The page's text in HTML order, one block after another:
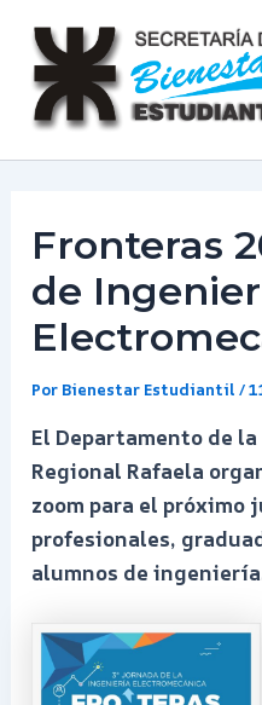
contenido
Fronteras
de
Por Bienestar Estudiantil/
El Departamento de la
Regional Rafaela
zoom para el próximo
profesionales,
alumnos de